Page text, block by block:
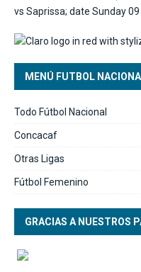
MENÚ FUTBOL
Todo Fútbol Nacional
Concacaf
Otras Ligas
Fútbol Femenino
GRACIAS A NUESTROS